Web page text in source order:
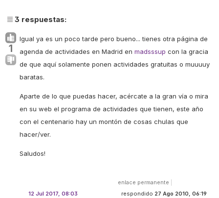
3 respuestas:
1
Igual ya es un poco tarde pero bueno... tienes otra página de
agenda de actividades en Madrid en madsssup con la gracia
de que aquí solamente ponen actividades gratuitas o muuuuy
baratas.
Aparte de lo que puedas hacer, acércate a la gran vía o mira
en su web el programa de actividades que tienen, este año
con el centenario hay un montón de cosas chulas que
hacer/ver.
Saludos!
enlace permanente
respondido 27 Ago 2010, 06:19
12 Jul 2017, 08:03